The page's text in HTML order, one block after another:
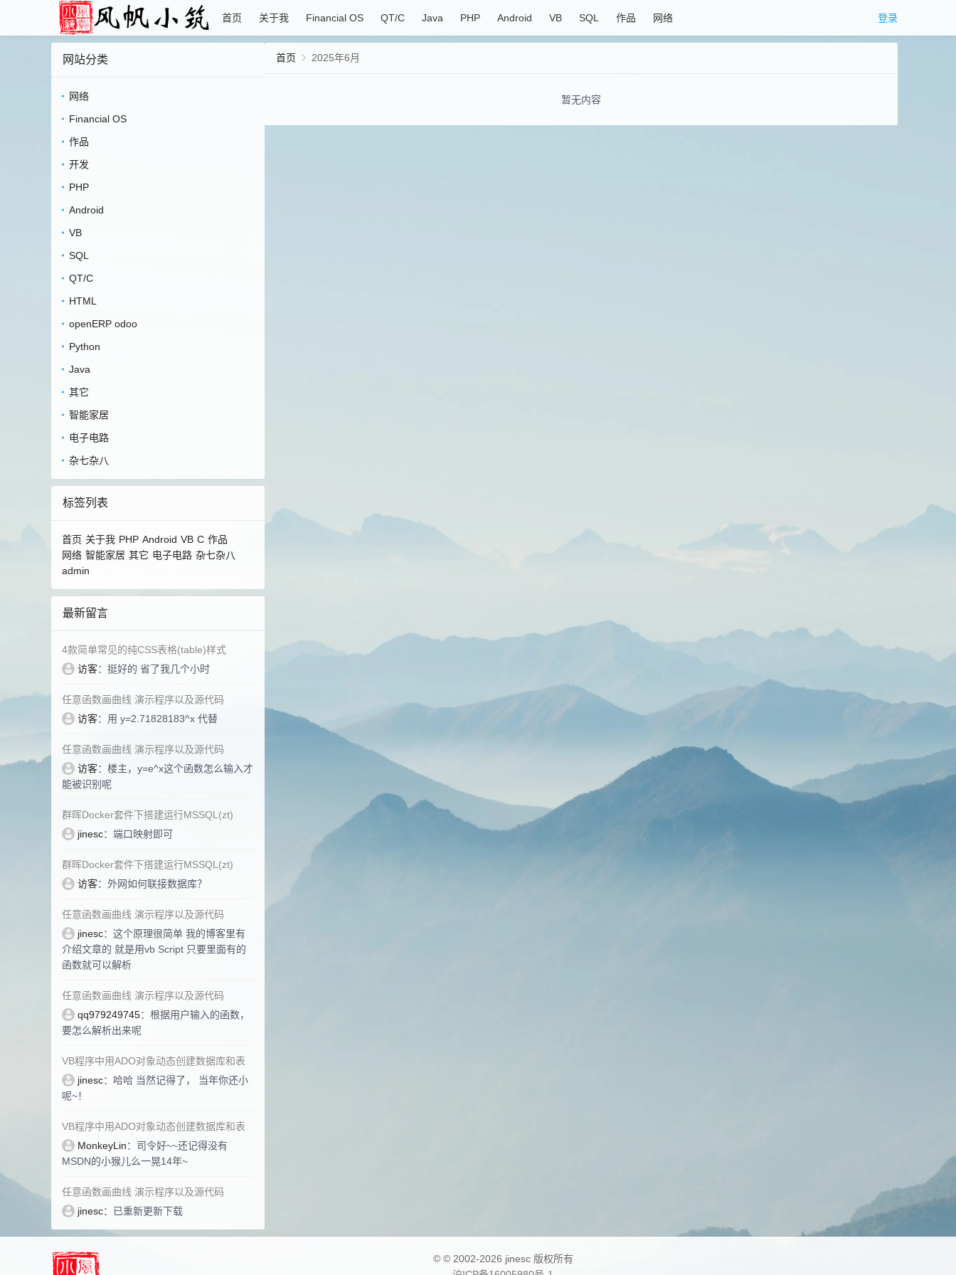
首页 关于我 Financial OS QT/C Java PHP Android VB SQL 作品 网络 登录
网站分类
网络
Financial OS
作品
开发
PHP
Android
VB
SQL
QT/C
HTML
openERP odoo
Python
Java
其它
智能家居
电子电路
杂七杂八
标签列表
首页 关于我 PHP Android VB C 作品
网络 智能家居 其它 电子电路 杂七杂八
admin
最新留言
4款简单常见的纯CSS表格(table)样式
访客：挺好的 省了我几个小时
任意函数画曲线 演示程序以及源代码
访客：用 y=2.71828183^x 代替
任意函数画曲线 演示程序以及源代码
访客：楼主，y=e^x这个函数怎么输入才
能被识别呢
群晖Docker套件下搭建运行MSSQL(zt)
jinesc：端口映射即可
群晖Docker套件下搭建运行MSSQL(zt)
访客：外网如何联接数据库？
任意函数画曲线 演示程序以及源代码
jinesc：这个原理很简单 我的博客里有
介绍文章的 就是用vb Script 只要里面有的
函数就可以解析
任意函数画曲线 演示程序以及源代码
qq979249745：根据用户输入的函数，
要怎么解析出来呢
VB程序中用ADO对象动态创建数据库和表
jinesc：哈哈 当然记得了， 当年你还小
呢~！
VB程序中用ADO对象动态创建数据库和表
MonkeyLin：司令好~~还记得没有
MSDN的小猴儿么一晃14年~
任意函数画曲线 演示程序以及源代码
jinesc：已重新更新下载
首页 2025年6月
暂无内容
© © 2002-2026 jinesc 版权所有